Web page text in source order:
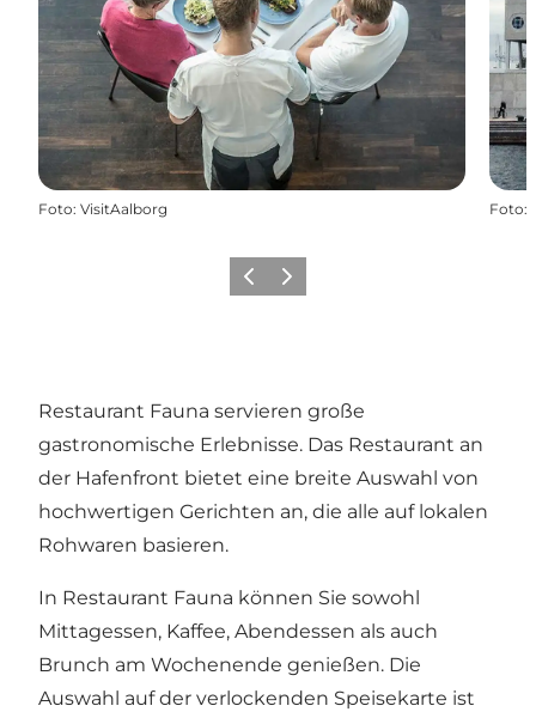
Foto: VisitAalborg Foto:
ZurückWeiter
Restaurant Fauna servieren große
gastronomische Erlebnisse. Das Restaurant an
der Hafenfront bietet eine breite Auswahl von
hochwertigen Gerichten an, die alle auf lokalen
Rohwaren basieren.
In Restaurant Fauna können Sie sowohl
Mittagessen, Kaffee, Abendessen als auch
Brunch am Wochenende genießen. Die
Auswahl auf der verlockenden Speisekarte ist